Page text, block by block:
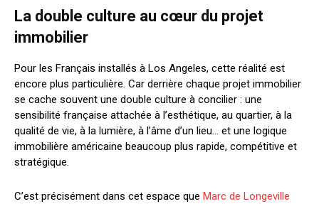
La double culture au cœur du projet
immobilier
Pour les Français installés à Los Angeles, cette réalité est
encore plus particulière. Car derrière chaque projet immobilier
se cache souvent une double culture à concilier : une
sensibilité française attachée à l’esthétique, au quartier, à la
qualité de vie, à la lumière, à l’âme d’un lieu… et une logique
immobilière américaine beaucoup plus rapide, compétitive et
stratégique.
C’est précisément dans cet espace que Marc de Longeville